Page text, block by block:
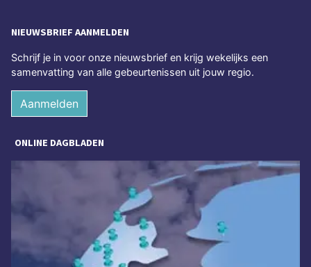
NIEUWSBRIEF AANMELDEN
Schrijf je in voor onze nieuwsbrief en krijg wekelijks een
samenvatting van alle gebeurtenissen uit jouw regio.
Aanmelden
ONLINE DAGBLADEN